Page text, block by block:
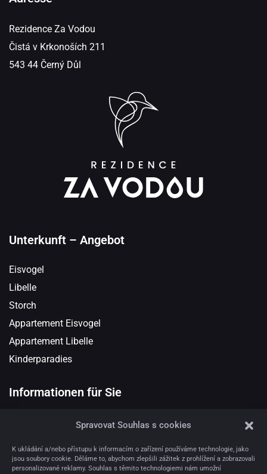
Spravovat Souhlas s cookies
K ukládání a/nebo přístupu k informacím o zařízení používáme technologie, jako
jsou soubory cookie. Děláme to, abychom zlepšili zážitek z prohlížení a zobrazovali
personalizované reklamy. Souhlas s těmito technologiemi nám umožní
Rezidence Za Vodou
Čistá v Krkonoších 211
543 44 Černý Důl
Unterkunft – Angebot
Eisvogel
Libelle
Storch
Appartement Eisvogel
Appartement Libelle
Kinderparadies
Informationen für Sie
Datenschutzgrundsätze
Haus- und Apartmentordnung Eisvogel